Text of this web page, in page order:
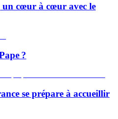
un cœur à cœur avec le
?
se prépare à accueillir